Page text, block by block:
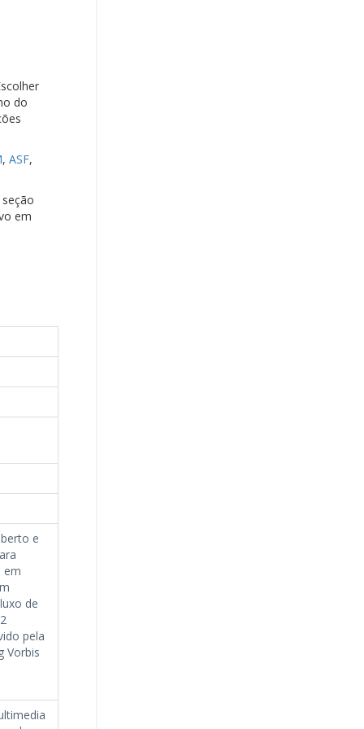
do
, ASF,
em
e
em
de
pela
Vorbis